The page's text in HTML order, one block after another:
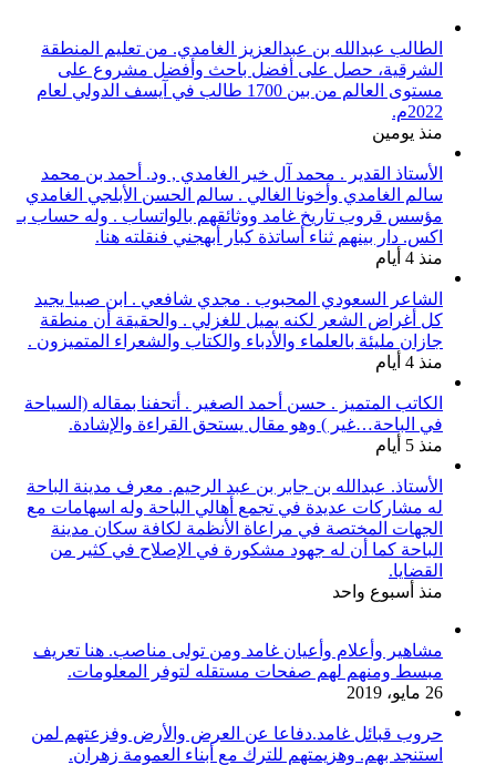
الطالب عبدالله بن عبدالعزيز الغامدي. من تعليم المنطقة
الشرقية، حصل على أفضل باحث وأفضل مشروع على
مستوى العالم من بين 1700 طالب في آيسف الدولي لعام
2022م.
منذ يومين
الأستاذ القدير . محمد آل خير الغامدي , ود. أحمد بن محمد
سالم الغامدي وأخونا الغالي . سالم الحسن الأبلجي الغامدي
مؤسس قروب تاريخ غامد ووثائقهم بالواتساب . وله حساب بـ
اكس. دار بينهم ثناء أساتذة كبار أبهجني فنقلته هنا.
منذ 4 أيام
الشاعر السعودي المحبوب . مجدي شافعي . ابن صبيا يجيد
كل أغراض الشعر لكنه يميل للغزلي . والحقيقة أن منطقة
جازان مليئة بالعلماء والأدباء والكتاب والشعراء المتميزون .
منذ 4 أيام
الكاتب المتميز . حسن أحمد الصغير . أتحفنا بمقاله (السياحة
في الباحة…غير ) وهو مقال يستحق القراءة والإشادة.
منذ 5 أيام
الأستاذ. عبدالله بن جابر بن عبد الرحيم. معرف مدينة الباحة
له مشاركات عديدة في تجمع أهالي الباحة وله اسهامات مع
الجهات المختصة في مراعاة الأنظمة لكافة سكان مدينة
الباحة كما أن له جهود مشكورة في الإصلاح في كثير من
القضايا.
منذ أسبوع واحد
مشاهير وأعلام وأعيان غامد ومن تولى مناصب. هنا تعريف
مبسط ومنهم لهم صفحات مستقله لتوفر المعلومات.
26 مايو، 2019
حروب قبائل غامد.دفاعا عن العرض والأرض وفزعتهم لمن
استنجد بهم. وهزيمتهم للترك مع أبناء العمومة زهران.